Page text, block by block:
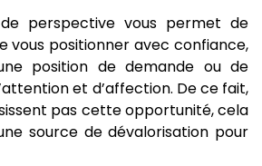
perspective vous permet de
vous positionner avec confiance,
position de demande ou de
et d’affection. De ce fait,
pas cette opportunité, cela
source de dévalorisation pour